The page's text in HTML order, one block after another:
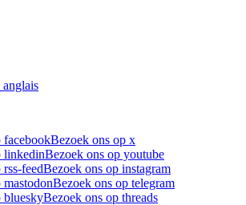
anglais
facebookBezoek ons op x
linkedinBezoek ons op youtube
feedBezoek ons op instagram
Bezoek ons op telegram
blueskyBezoek ons op threads